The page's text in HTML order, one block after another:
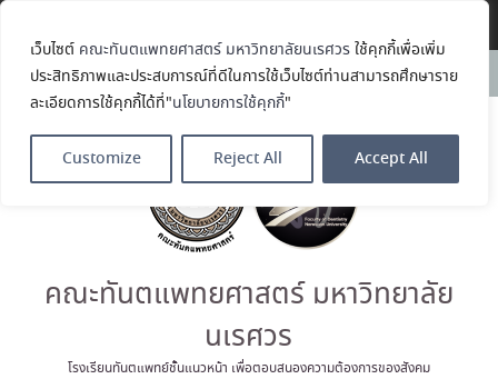
เว็บไซต์ คณะทันตแพทยศาสตร์ มหาวิทยาลัยนเรศวร ใช้คุกกี้เพื่อเพิ่ม
ประสิทธิภาพและประสบการณ์ที่ดีในการใช้เว็บไซต์ท่านสามารถศึกษาราย
ละเอียดการใช้คุกกี้ได้ที่"นโยบายการใช้คุกกี้"
Customize Reject All Accept All
News:
คณะทันตแพทยศาสตร์
มหาวิทยาลัยนเรศวร ร่วมออกบูธ
ประชาสัมพันธ์ หลักสูตรทันตแพทย
ประกาศนียบัตรผู้ช่วยทันตแพทย์
ในโครงการ Open House 2026
ตน ค้นหาตัวเอง
ขอแสดงความยินดีกับ รศ.ทพญ.รัช
วรรณ ตัณศลารักษ์ อาจารย์ประจำ
ภาควิชาทันตกรรมป้องกัน สาขาวิชา
ทันตกรรมจัดฟัน ในโอกาสได้รับ
ทันตแพทย์จัดฟันแห่ง
ประเทศไทย วาระ พ.ศ. 2569–2571
คณะทันตแพทยศาสตร์ มหาวิทยาลัย
นเรศวร
โรงเรียนทันตแพทย์ชั้นแนวหน้า เพื่อตอบสนองความต้องการของสังคม